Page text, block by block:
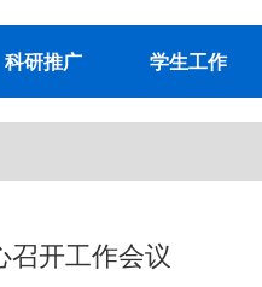
科研推广 学生工作
召开工作会议